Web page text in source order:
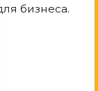
бизнеса.